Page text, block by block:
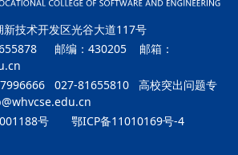
技术开发区光谷大道117号
邮编：430205 邮箱：
027-81655810 高校突出问题专
号
鄂ICP备11010169号-4